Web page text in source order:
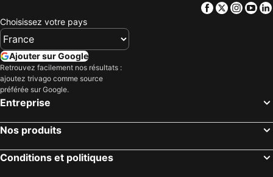
Facebook
Twitter
Choisissez votre pays
Ajouter sur Google
Retrouvez facilement nos résultats :
ajoutez trivago comme source
préférée sur Google.
Entreprise
Nos produits
Conditions et politiques